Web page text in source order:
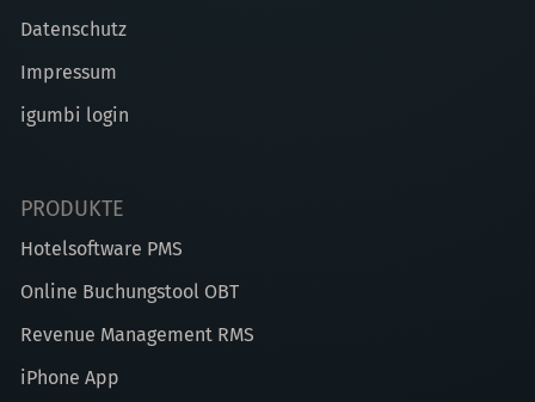
Datenschutz
Impressum
igumbi login
PRODUKTE
Hotelsoftware PMS
Online Buchungstool OBT
Revenue Management RMS
iPhone App